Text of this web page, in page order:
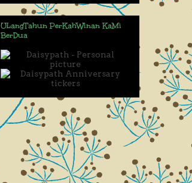
ULangTahun PerKahWinan KaMi
BerDua